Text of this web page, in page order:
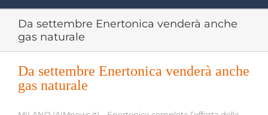
Da settembre Enertonica venderà anche
gas naturale
Da settembre Enertonica venderà anche
gas naturale